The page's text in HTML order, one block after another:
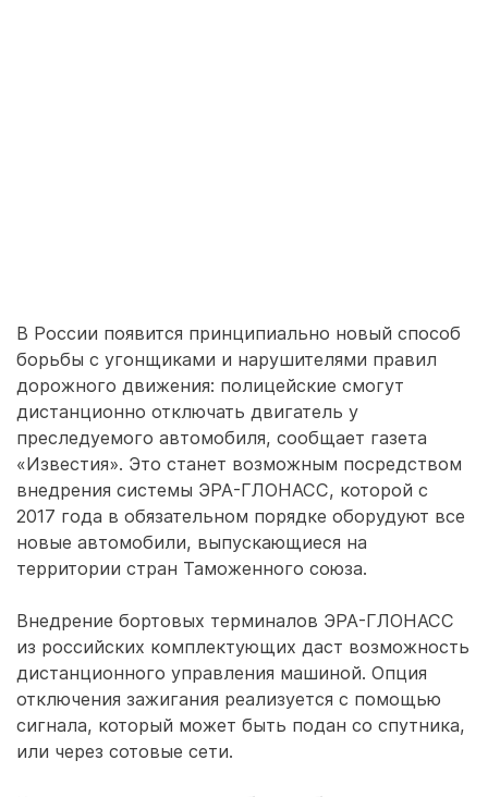
В России появится принципиально новый способ
борьбы с угонщиками и нарушителями правил
дорожного движения: полицейские смогут
дистанционно отключать двигатель у
преследуемого автомобиля, сообщает газета
«Известия». Это станет возможным посредством
внедрения системы ЭРА-ГЛОНАСС, которой с
2017 года в обязательном порядке оборудуют все
новые автомобили, выпускающиеся на
территории стран Таможенного союза.
Внедрение бортовых терминалов ЭРА-ГЛОНАСС
из российских комплектующих даст возможность
дистанционного управления машиной. Опция
отключения зажигания реализуется с помощью
сигнала, который может быть подан со спутника,
или через сотовые сети.